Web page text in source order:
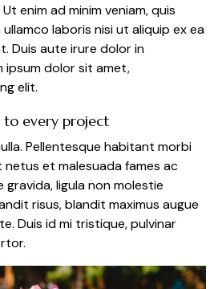
enim ad minim veniam, quis
laboris nisi ut aliquip ex ea
Duis aute irure dolor in
ipsum dolor sit amet,
elit.
to every project
Pellentesque habitant morbi
et malesuada fames ac
gravida, ligula non molestie
risus, blandit maximus augue
Duis id mi tristique, pulvinar